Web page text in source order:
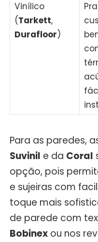
Vinílico
(Tarkett,
Durafloor)
Para as paredes,
Suvinil e da Coral
opção, pois
e sujeiras com
toque mais
de parede com
Bobinex ou nos